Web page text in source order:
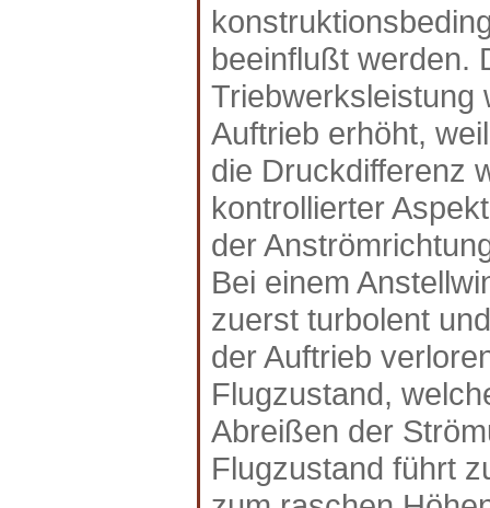
beeinflußt werden.
Triebwerksleistung
Auftrieb erhöht,
die Druckdifferenz
kontrollierter
der
Bei einem
zuerst turbolent
der Auftrieb
Flugzustand,
Abreißen der
Flugzustand führt